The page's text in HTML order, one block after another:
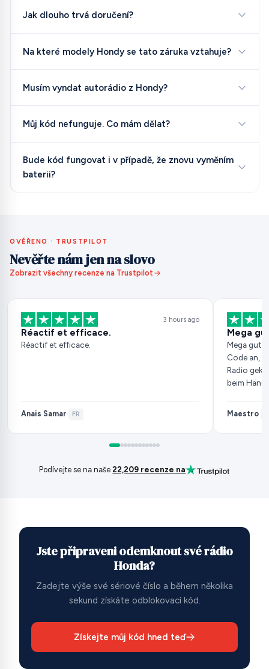
Jak dlouho trvá doručení?
Na které modely Hondy se tato záruka vztahuje?
Musím vyndat autorádio z Hondy?
Můj kód nefunguje. Co mám dělat?
Bude kód fungovat i v případě, že znovu vyměním
baterii?
OVĚŘENO · TRUSTPILOT
Nevěřte nám jen na slovo
Zobrazit všechny recenze na Trustpilot
3 hours ago
Réactif et efficace.
Réactif et efficace.
Anais Samar· FR
Mega
Mega gut,
Code an,
Radio
beim
Maestro·
Podívejte se na naše22,209 recenze na
Jste připraveni odemknout své rádio
Honda?
Zadejte výše své sériové číslo a během několika
sekund získáte odblokovací kód.
Získejte můj kód hned teď